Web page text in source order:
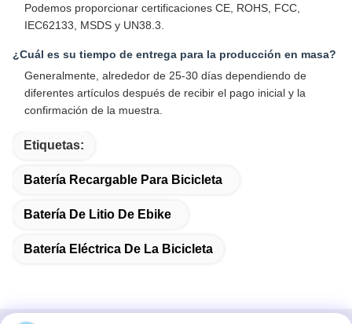
Podemos proporcionar certificaciones CE, ROHS, FCC,
IEC62133, MSDS y UN38.3.
¿Cuál es su tiempo de entrega para la producción en masa?
Generalmente, alrededor de 25-30 días dependiendo de
diferentes artículos después de recibir el pago inicial y la
confirmación de la muestra.
Etiquetas:
Batería Recargable Para Bicicleta
Batería De Litio De Ebike
Batería Eléctrica De La Bicicleta